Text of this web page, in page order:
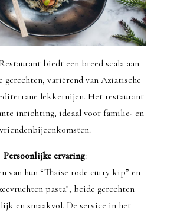
biedt een breed scala aan
gerechten, variërend van Aziatische
lekkernijen. Het restaurant
inrichting, ideaal voor familie- en
vriendenbijeenkomsten.
Persoonlijke ervaring:
van hun “Thaise rode curry kip” en
pasta”, beide gerechten
en smaakvol. De service in het